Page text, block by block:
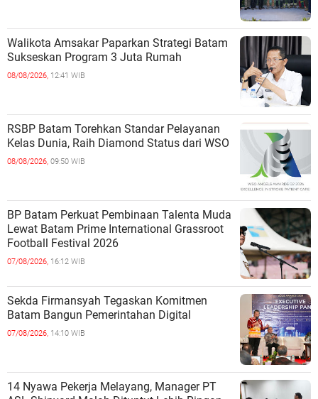
Walikota Amsakar Paparkan Strategi Batam
Sukseskan Program 3 Juta Rumah
08/08/2026, 12:41 WIB
RSBP Batam Torehkan Standar Pelayanan
Kelas Dunia, Raih Diamond Status dari WSO
08/08/2026, 09:50 WIB
BP Batam Perkuat Pembinaan Talenta Muda
Lewat Batam Prime International Grassroot
Football Festival 2026
07/08/2026, 16:12 WIB
Sekda Firmansyah Tegaskan Komitmen
Batam Bangun Pemerintahan Digital
07/08/2026, 14:10 WIB
14 Nyawa Pekerja Melayang, Manager PT